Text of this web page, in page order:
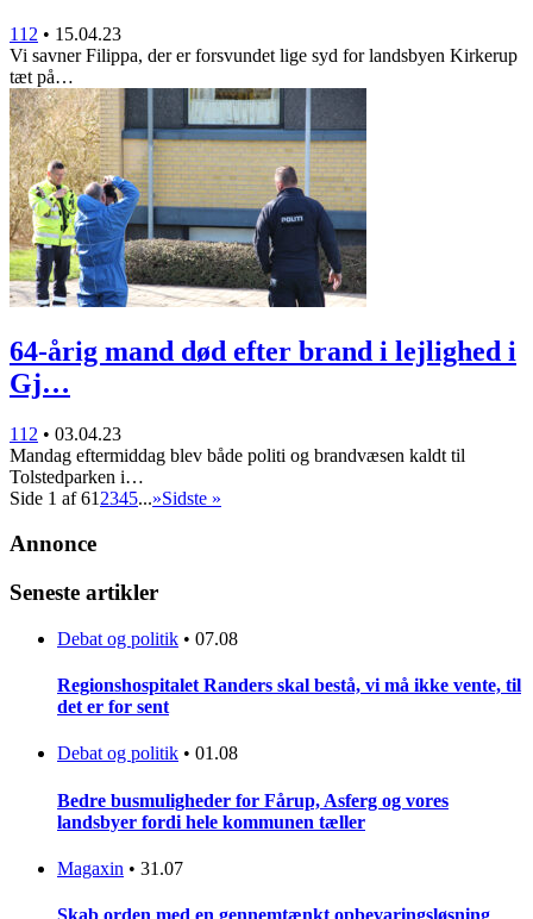
112 • 15.04.23
Vi savner Filippa, der er forsvundet lige syd for landsbyen Kirkerup
tæt på…
64-årig mand død efter brand i lejlighed i
Gj…
112 • 03.04.23
Mandag eftermiddag blev både politi og brandvæsen kaldt til
Tolstedparken i…
Side 1 af 61 2345...»Sidste »
Annonce
Seneste artikler
Debat og politik • 07.08
Regionshospitalet Randers skal bestå, vi må ikke vente, til
det er for sent
Debat og politik • 01.08
Bedre busmuligheder for Fårup, Asferg og vores
landsbyer fordi hele kommunen tæller
Magaxin • 31.07
Skab orden med en gennemtænkt opbevaringsløsning